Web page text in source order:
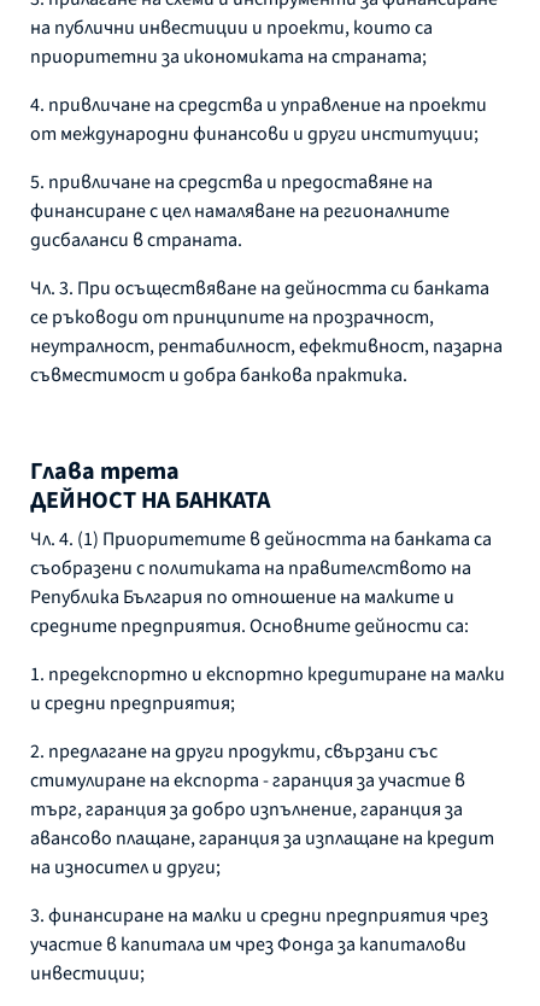
на публични инвестиции и проекти, които са
приоритетни за икономиката на страната;
4. привличане на средства и управление на проекти
от международни финансови и други институции;
5. привличане на средства и предоставяне на
финансиране с цел намаляване на регионалните
дисбаланси в страната.
Чл. 3. При осъществяване на дейността си банката
се ръководи от принципите на прозрачност,
неутралност, рентабилност, ефективност, пазарна
съвместимост и добра банкова практика.
Глава трета
ДЕЙНОСТ НА БАНКАТА
Чл. 4. (1) Приоритетите в дейността на банката са
съобразени с политиката на правителството на
Република България по отношение на малките и
средните предприятия. Основните дейности са:
1. предекспортно и експортно кредитиране на малки
и средни предприятия;
2. предлагане на други продукти, свързани със
стимулиране на експорта - гаранция за участие в
търг, гаранция за добро изпълнение, гаранция за
авансово плащане, гаранция за изплащане на кредит
на износител и други;
3. финансиране на малки и средни предприятия чрез
участие в капитала им чрез Фонда за капиталови
инвестиции;